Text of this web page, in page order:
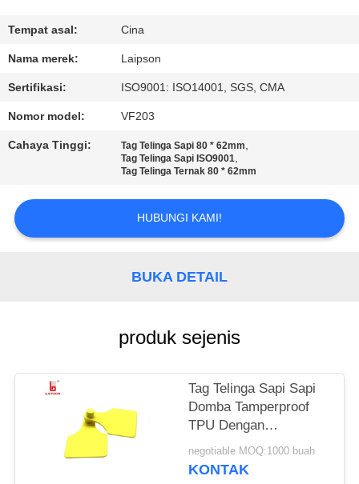
HUBUNGI
KAMI
PERMINTAAN
PENAWARAN
Tempat asal: Cina
Nama merek: Laipson
Sertifikasi: ISO9001: ISO14001, SGS, CMA
Nomor model: VF203
Cahaya Tinggi: Tag Telinga Sapi 80 * 62mm,
Tag Telinga Sapi ISO9001,
Tag Telinga Ternak 80 * 62mm
HUBUNGI KAMI!
BUKA DETAIL
produk sejenis
Tag Telinga Sapi Sapi
Domba Tamperproof
TPU Dengan
Pencetakan Laser
Berwarna Kuning
negotiable MOQ:1000 buah
KONTAK